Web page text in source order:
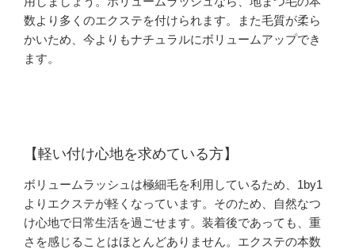
数より多くのエクステを付けられます。また毛質が柔ら
かいため、今よりもナチュラルにボリュームアップでき
ます。
【軽い付け心地を求めている方】
ボリュームラッシュは極細毛を利用しているため、1by1
よりエクステが軽くなっています。そのため、自然なつ
け心地で日常生活を過ごせます。装着後であっても、重
さを感じることはほとんどありません。エクステの本数